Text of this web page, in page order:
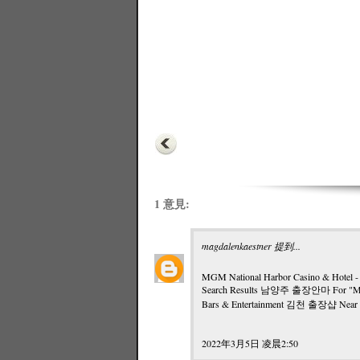
1 意見:
magdalenkaestner 提到...
MGM National Harbor Casino & Hotel
Search Results 남양주 출장안마For
Bars & Entertainment 김천 출장샵Near
2022年3月5日 凌晨2:50